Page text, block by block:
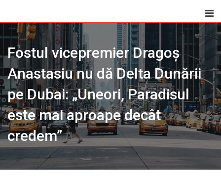
content
Fostul vicepremier Dragoș
Anastasiu nu dă Delta Dunării
pe Dubai: „Uneori, Paradisul
este mai aproape decât
credem”